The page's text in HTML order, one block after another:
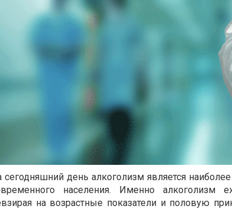
сегодняшний день алкоголизм является
населения. Именно алкоголизм
на возрастные показатели и половую